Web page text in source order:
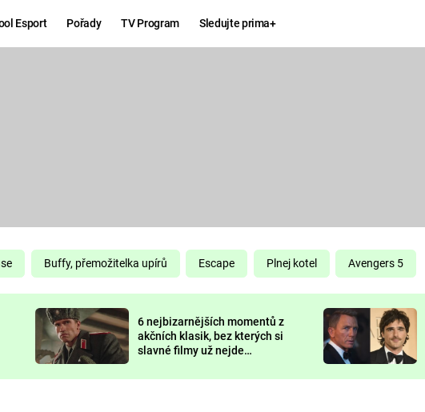
Esport Pořady TV Program Sledujte prima+
DELIVERANCE
KOMEDIE
CHUCK
NORRIS
DEADPOOL
Buffy, přemožitelka upírů Escape Plnej kotel Avengers 5
6 nejbizarnějších momentů z
akčních klasik, bez kterých si
slavné filmy už nejde